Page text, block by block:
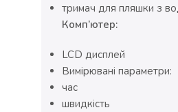
тримач для пляшки з
Комп’ютер:
LCD дисплей
Вимірювані параметри:
час
швидкість